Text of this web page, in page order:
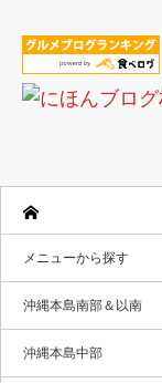
メニューから探す
沖縄本島南部＆以南
沖縄本島中部